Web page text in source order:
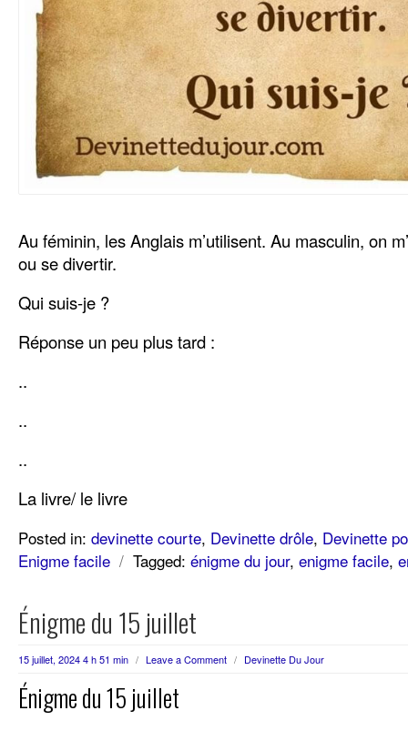
Au féminin, les Anglais m’utilisent. Au masculin, on
ou se divertir.
Qui suis-je ?
Réponse un peu plus tard :
..
..
..
La livre/ le livre
Posted in: devinette courte, Devinette drôle, Devinette
Enigme facile / Tagged: énigme du jour, enigme facile,
Énigme du 15 juillet
15 juillet, 2024 4 h 51 min / Leave a Comment / Devinette Du Jour
Énigme du 15 juillet